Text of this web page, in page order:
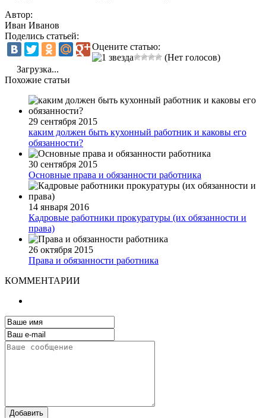
Автор:
Иван Иванов
Поделись статьей:
Оцените статью:
(Нет голосов)
Загрузка...
Похожие статьи
29 сентября 2015
каким должен быть кухонный работник и каковы его
обязанности?
30 сентября 2015
Основные права и обязанности работника
14 января 2016
Кадровые работники прокуратуры (их обязанности и
права)
26 октября 2015
Права и обязанности работника
КОММЕНТАРИИ
Добавить